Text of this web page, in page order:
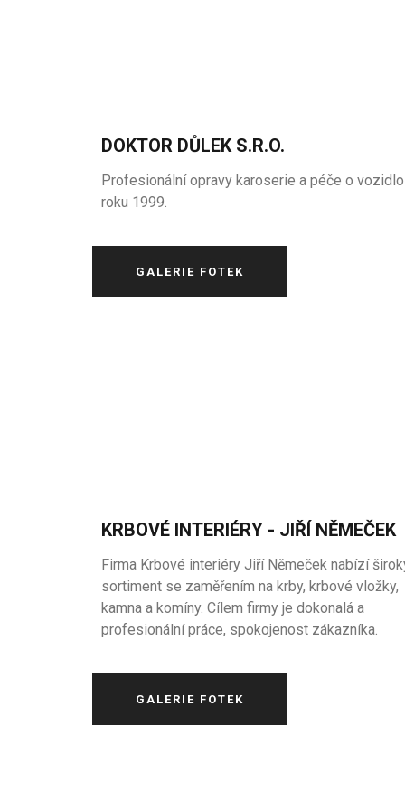
DOKTOR DŮLEK S.R.O.
Profesionální opravy karoserie a péče o
roku 1999.
GALERIE FOTEK
KRBOVÉ INTERIÉRY - JIŘÍ NĚMEČEK
Firma Krbové interiéry Jiří Němeček nabízí
sortiment se zaměřením na krby, krbové vložky,
kamna a komíny. Cílem firmy je dokonalá a
profesionální práce, spokojenost zákazníka.
GALERIE FOTEK